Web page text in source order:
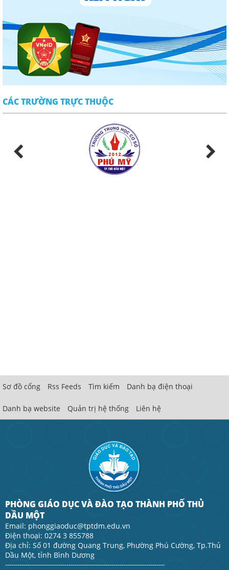
CÁC TRƯỜNG TRỰC THUỘC
Sơ đồ cổng Rss Feeds Tìm kiếm Danh bạ điện thoại
Danh bạ website Quản trị hệ thống Liên hệ
PHÒNG GIÁO DỤC VÀ ĐÀO TẠO THÀNH PHỐ THỦ
DẦU MỘT
Email: phonggiaoduc@tptdm.edu.vn
Điện thoại: 0274 3 855788
Địa chỉ: Số 01 đường Quang Trung, Phường Phú Cường, Tp.Thủ
Dầu Một, tỉnh Bình Dương
------------------------------------------------------------------------------